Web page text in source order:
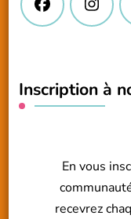
Inscription à
En vous
recevrez